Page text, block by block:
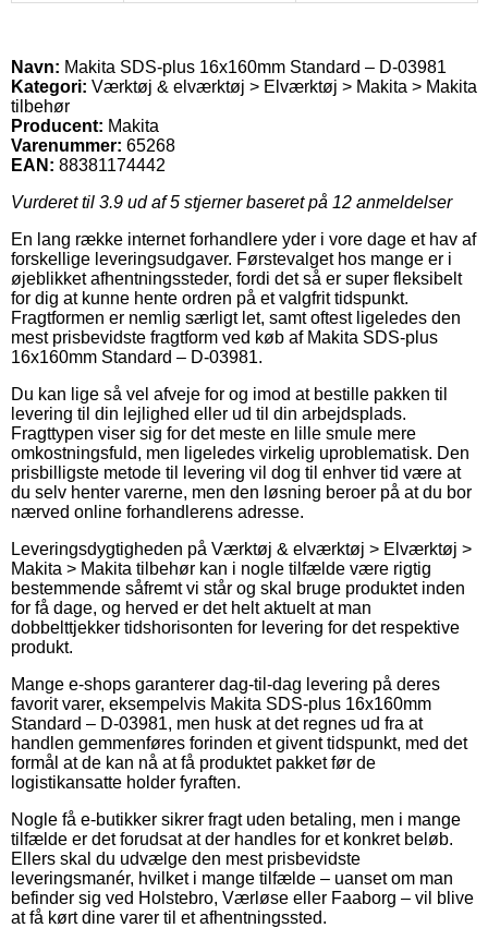
Navn: Makita SDS-plus 16x160mm Standard – D-03981
Kategori: Værktøj & elværktøj > Elværktøj > Makita > Makita
tilbehør
Producent: Makita
Varenummer: 65268
EAN: 88381174442
Vurderet til 3.9 ud af 5 stjerner baseret på 12 anmeldelser
En lang række internet forhandlere yder i vore dage et hav af
forskellige leveringsudgaver. Førstevalget hos mange er i
øjeblikket afhentningssteder, fordi det så er super fleksibelt
for dig at kunne hente ordren på et valgfrit tidspunkt.
Fragtformen er nemlig særligt let, samt oftest ligeledes den
mest prisbevidste fragtform ved køb af Makita SDS-plus
16x160mm Standard – D-03981.
Du kan lige så vel afveje for og imod at bestille pakken til
levering til din lejlighed eller ud til din arbejdsplads.
Fragttypen viser sig for det meste en lille smule mere
omkostningsfuld, men ligeledes virkelig uproblematisk. Den
prisbilligste metode til levering vil dog til enhver tid være at
du selv henter varerne, men den løsning beroer på at du bor
nærved online forhandlerens adresse.
Leveringsdygtigheden på Værktøj & elværktøj > Elværktøj >
Makita > Makita tilbehør kan i nogle tilfælde være rigtig
bestemmende såfremt vi står og skal bruge produktet inden
for få dage, og herved er det helt aktuelt at man
dobbelttjekker tidshorisonten for levering for det respektive
produkt.
Mange e-shops garanterer dag-til-dag levering på deres
favorit varer, eksempelvis Makita SDS-plus 16x160mm
Standard – D-03981, men husk at det regnes ud fra at
handlen gemmenføres forinden et givent tidspunkt, med det
formål at de kan nå at få produktet pakket før de
logistikansatte holder fyraften.
Nogle få e-butikker sikrer fragt uden betaling, men i mange
tilfælde er det forudsat at der handles for et konkret beløb.
Ellers skal du udvælge den mest prisbevidste
leveringsmanér, hvilket i mange tilfælde – uanset om man
befinder sig ved Holstebro, Værløse eller Faaborg – vil blive
at få kørt dine varer til et afhentningssted.